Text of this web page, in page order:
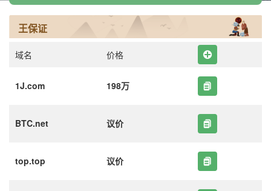
王保证
域名 价格
1J.com 198万
BTC.net 议价
top.top 议价